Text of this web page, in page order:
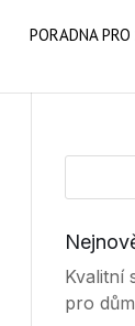
PORADNA PRO
Kvalitní
pro